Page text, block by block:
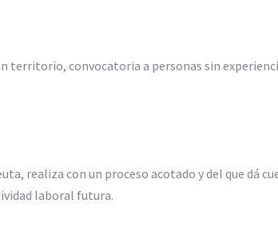
territorio, convocatoria a personas sin
realiza con un proceso acotado y del que dá
laboral futura.